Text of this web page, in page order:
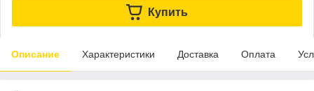
Купить
Описание Характеристики Доставка Оплата